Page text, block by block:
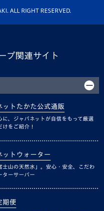
ALL RIGHT RESERVED.
プ関連サイト
ットたかた公式通販
に、ジャパネットが自信をもって厳選
けをご紹介！
ットウォーター
士山の天然水」。安心・安全、こだわ
ターサーバー
期便